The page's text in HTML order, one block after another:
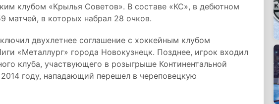
клубом «Крылья Советов». В составе «КС», в дебютном
матчей, в которых набрал 28 очков.
двухлетнее соглашение с хоккейным клубом
«Металлург» города Новокузнецк. Позднее, игрок входил
клуба, участвующего в розыгрыше Континентальной
году, нападающий перешел в череповецкую